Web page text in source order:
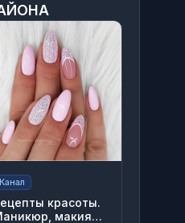
Канал
красоты.
макияж,